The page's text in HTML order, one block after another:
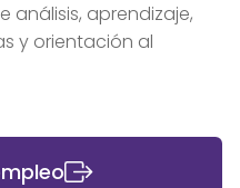
análisis, aprendizaje,
y orientación al